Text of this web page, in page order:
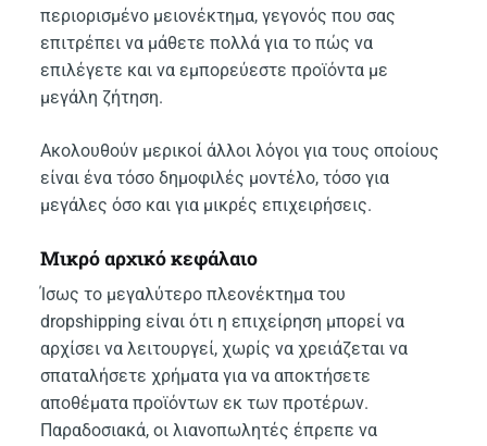
περιορισμένο μειονέκτημα, γεγονός που σας
επιτρέπει να μάθετε πολλά για το πώς να
επιλέγετε και να εμπορεύεστε προϊόντα με
μεγάλη ζήτηση.
Ακολουθούν μερικοί άλλοι λόγοι για τους οποίους
είναι ένα τόσο δημοφιλές μοντέλο, τόσο για
μεγάλες όσο και για μικρές επιχειρήσεις.
Μικρό αρχικό κεφάλαιο
Ίσως το μεγαλύτερο πλεονέκτημα του
dropshipping είναι ότι η επιχείρηση μπορεί να
αρχίσει να λειτουργεί, χωρίς να χρειάζεται να
σπαταλήσετε χρήματα για να αποκτήσετε
αποθέματα προϊόντων εκ των προτέρων.
Παραδοσιακά, οι λιανοπωλητές έπρεπε να